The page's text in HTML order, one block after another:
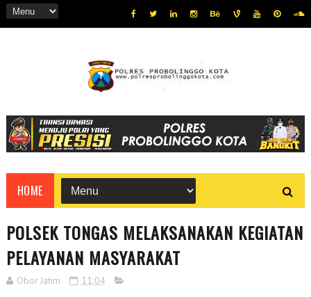
HOME
POLSEK TONGAS MELAKSANAKAN KEGIATAN
PELAYANAN MASYARAKAT
Obor Jatim 11:04